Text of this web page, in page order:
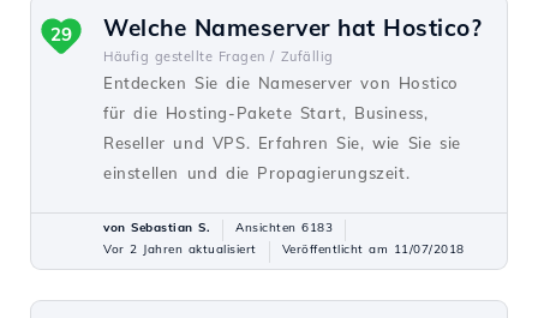
Welche Nameserver hat Hostico?
Häufig gestellte Fragen / Zufällig
Entdecken Sie die Nameserver von Hostico
für die Hosting-Pakete Start, Business,
Reseller und VPS. Erfahren Sie, wie Sie sie
einstellen und die Propagierungszeit.
29
von Sebastian S.
Ansichten 6183
Vor 2 Jahren aktualisiert
Veröffentlicht am 11/07/2018